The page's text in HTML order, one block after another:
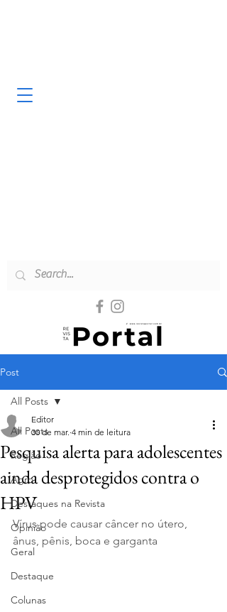
Post
All Posts
Região
Agro
Destaques na Revista
Opinião
Geral
Destaque
Colunas
All Posts
Pesquisa alerta para adolescentes
ainda desprotegidos contra o
HPV
Editor
30 de mar. 4 min de leitura
Vírus pode causar câncer no útero,
ânus, pênis, boca e garganta